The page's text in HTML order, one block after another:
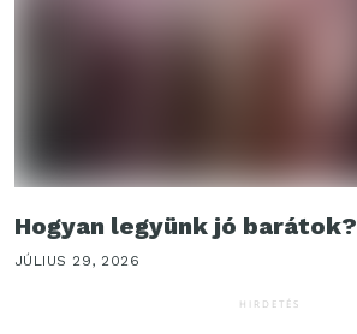
Hogyan legyünk jó barátok?
JÚLIUS 29, 2026
HIRDETÉS